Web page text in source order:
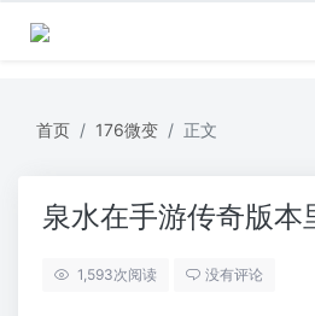
首页 176微变 正文
泉水在手游传奇版本
1,593次阅读 没有评论